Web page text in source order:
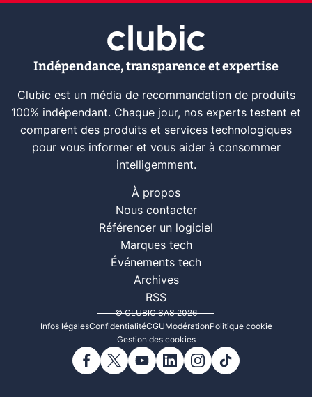
Indépendance, transparence et expertise
Clubic est un média de recommandation de produits
100% indépendant. Chaque jour, nos experts testent et
comparent des produits et services technologiques
pour vous informer et vous aider à consommer
intelligemment.
À propos
Nous contacter
Référencer un logiciel
Marques tech
Événements tech
Archives
RSS
© CLUBIC SAS 2026
Infos légalesConfidentialitéCGUModérationPolitique cookie
Gestion des cookies